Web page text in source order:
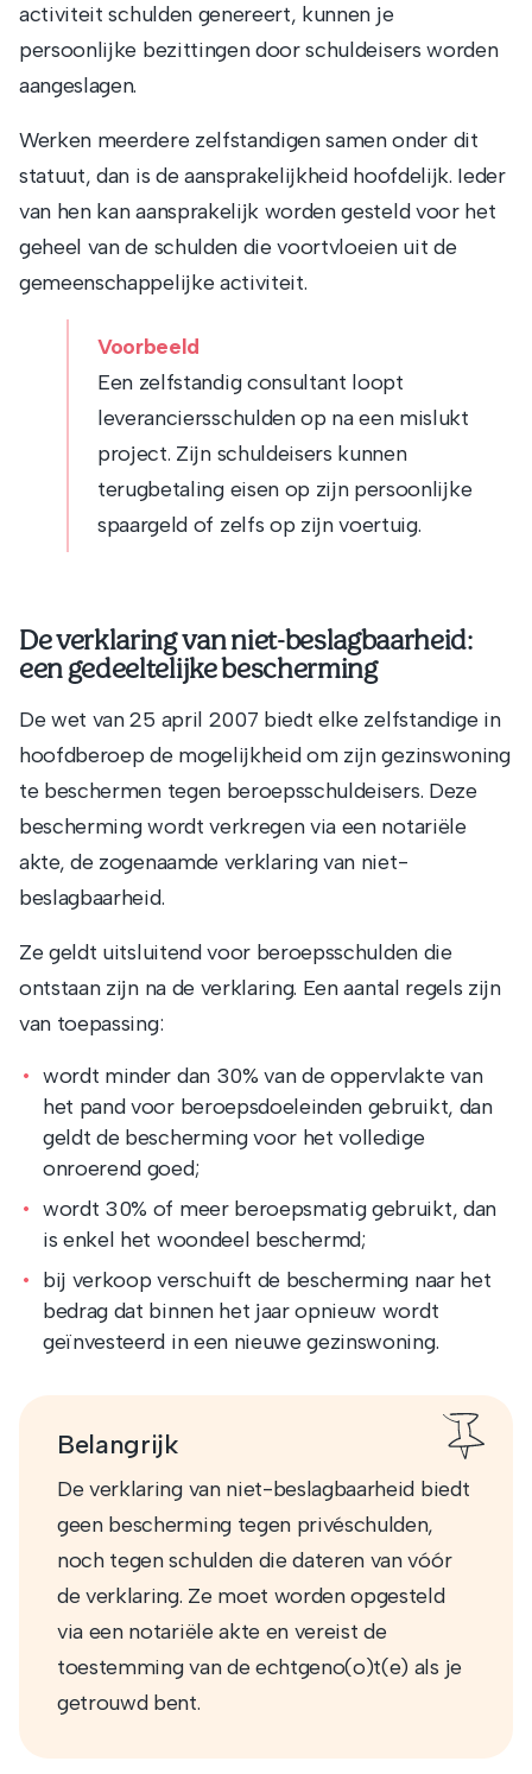
activiteit schulden genereert, kunnen je
persoonlijke bezittingen door schuldeisers worden
aangeslagen.
Werken meerdere zelfstandigen samen onder dit
statuut, dan is de aansprakelijkheid hoofdelijk. Ieder
van hen kan aansprakelijk worden gesteld voor het
geheel van de schulden die voortvloeien uit de
gemeenschappelijke activiteit.
Voorbeeld
Een zelfstandig consultant loopt
leveranciersschulden op na een mislukt
project. Zijn schuldeisers kunnen
terugbetaling eisen op zijn persoonlijke
spaargeld of zelfs op zijn voertuig.
De verklaring van niet-beslagbaarheid:
een gedeeltelijke bescherming
De wet van 25 april 2007 biedt elke zelfstandige in
hoofdberoep de mogelijkheid om zijn gezinswoning
te beschermen tegen beroepsschuldeisers. Deze
bescherming wordt verkregen via een notariële
akte, de zogenaamde verklaring van niet-
beslagbaarheid.
Ze geldt uitsluitend voor beroepsschulden die
ontstaan zijn na de verklaring. Een aantal regels zijn
van toepassing:
wordt minder dan 30% van de oppervlakte van
het pand voor beroepsdoeleinden gebruikt, dan
geldt de bescherming voor het volledige
onroerend goed;
wordt 30% of meer beroepsmatig gebruikt, dan
is enkel het woondeel beschermd;
bij verkoop verschuift de bescherming naar het
bedrag dat binnen het jaar opnieuw wordt
geïnvesteerd in een nieuwe gezinswoning.
Belangrijk
De verklaring van niet-beslagbaarheid biedt
geen bescherming tegen privéschulden,
noch tegen schulden die dateren van vóór
de verklaring. Ze moet worden opgesteld
via een notariële akte en vereist de
toestemming van de echtgeno(o)t(e) als je
getrouwd bent.